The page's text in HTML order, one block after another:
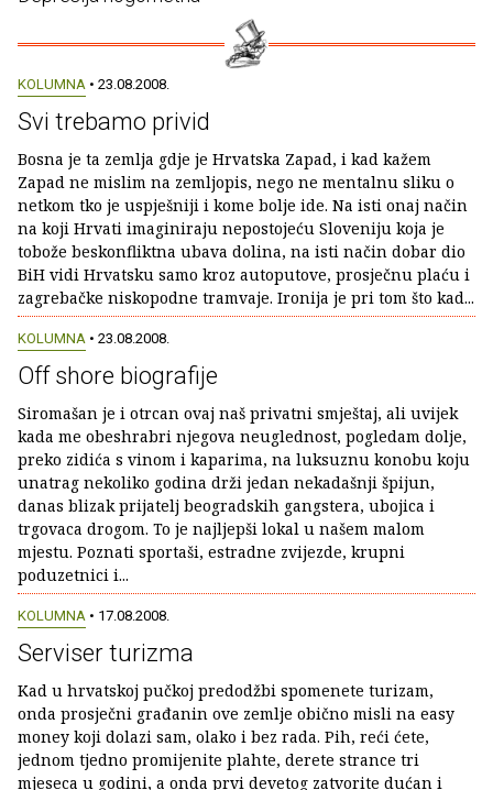
KOLUMNA • 23.08.2008.
Svi trebamo privid
Bosna je ta zemlja gdje je Hrvatska Zapad, i kad kažem
Zapad ne mislim na zemljopis, nego ne mentalnu sliku o
netkom tko je uspješniji i kome bolje ide. Na isti onaj način
na koji Hrvati imaginiraju nepostojeću Sloveniju koja je
tobože beskonfliktna ubava dolina, na isti način dobar dio
BiH vidi Hrvatsku samo kroz autoputove, prosječnu plaću i
zagrebačke niskopodne tramvaje. Ironija je pri tom što kad...
KOLUMNA • 23.08.2008.
Off shore biografije
Siromašan je i otrcan ovaj naš privatni smještaj, ali uvijek
kada me obeshrabri njegova neuglednost, pogledam dolje,
preko zidića s vinom i kaparima, na luksuznu konobu koju
unatrag nekoliko godina drži jedan nekadašnji špijun,
danas blizak prijatelj beogradskih gangstera, ubojica i
trgovaca drogom. To je najljepši lokal u našem malom
mjestu. Poznati sportaši, estradne zvijezde, krupni
poduzetnici i...
KOLUMNA • 17.08.2008.
Serviser turizma
Kad u hrvatskoj pučkoj predodžbi spomenete turizam,
onda prosječni građanin ove zemlje obično misli na easy
money koji dolazi sam, olako i bez rada. Pih, reći ćete,
jednom tjedno promijenite plahte, derete strance tri
mjeseca u godini, a onda prvi devetog zatvorite dućan i